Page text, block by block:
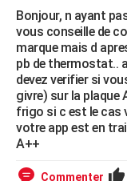
Bonjour, n ayant
vous conseille de
marque mais d
pb de thermostat..
devez verifier si
givre) sur la plaque
frigo si c est le cas
votre app est en
A++
Commenter